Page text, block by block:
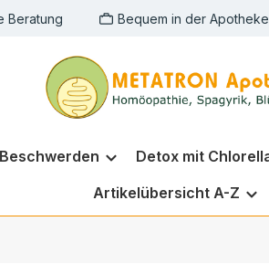
Beratung Bequem in der
Detox mit
Artikelübersicht A-Z